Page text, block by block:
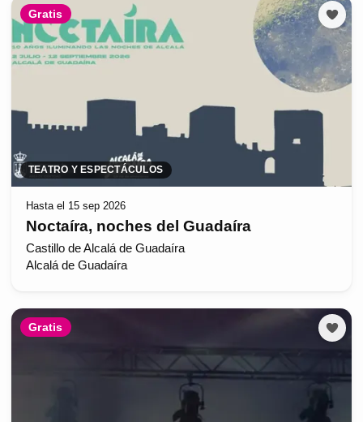
Gratis
TEATRO Y ESPECTÁCULOS
Hasta el 15 sep 2026
Noctaíra, noches del Guadaíra
Castillo de Alcalá de Guadaíra
Alcalá de Guadaíra
Gratis